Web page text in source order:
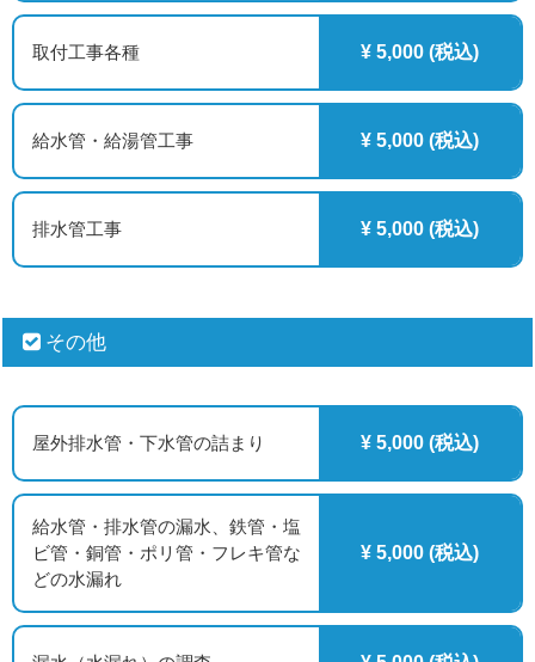
取付工事各種 ¥ 5,000 (税込)
給水管・給湯管工事 ¥ 5,000 (税込)
排水管工事 ¥ 5,000 (税込)
その他
屋外排水管・下水管の詰まり ¥ 5,000 (税込)
給水管・排水管の漏水、鉄管・塩
ビ管・銅管・ポリ管・フレキ管な
どの水漏れ
¥ 5,000 (税込)